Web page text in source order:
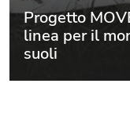
Progetto
linea per il
suoli